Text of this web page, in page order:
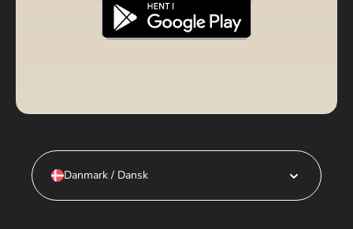
Danmark / Dansk